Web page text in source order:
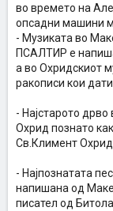
во времето на
опсадни машини
- Музиката во
ПСАЛТИР е
а во Охридскиот
ракописи кои
- Најстарото
Охрид познато
Св.Климент
- Најпознатата
напишана од
писател од